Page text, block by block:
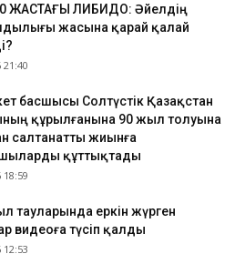
ЖАСТАҒЫ ЛИБИДО: Әйелдің
жасына қарай қалай
21:40
басшысы Солтүстік Қазақстан
құрылғанына 90 жыл толуына
салтанатты жиынға
құттықтады
18:59
тауларында еркін жүрген
видеоға түсіп қалды
12:53